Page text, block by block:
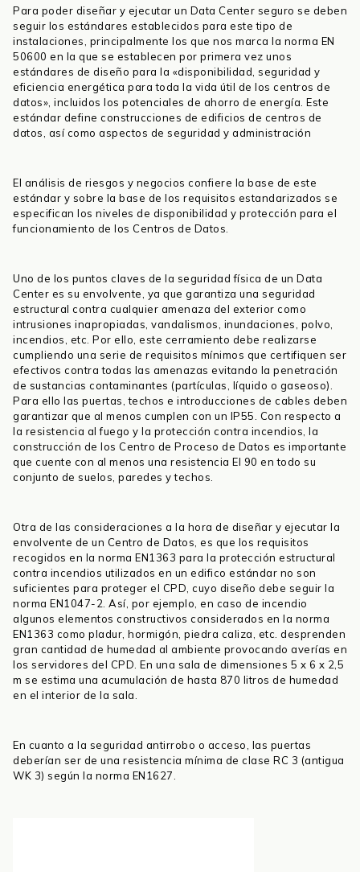
Para poder diseñar y ejecutar un Data Center seguro se deben
seguir los estándares establecidos para este tipo de
instalaciones, principalmente los que nos marca la norma EN
50600 en la que se establecen por primera vez unos
estándares de diseño para la «disponibilidad, seguridad y
eficiencia energética para toda la vida útil de los centros de
datos», incluidos los potenciales de ahorro de energía. Este
estándar define construcciones de edificios de centros de
datos, así como aspectos de seguridad y administración
El análisis de riesgos y negocios confiere la base de este
estándar y sobre la base de los requisitos estandarizados se
especifican los niveles de disponibilidad y protección para el
funcionamiento de los Centros de Datos.
Uno de los puntos claves de la seguridad física de un Data
Center es su envolvente, ya que garantiza una seguridad
estructural contra cualquier amenaza del exterior como
intrusiones inapropiadas, vandalismos, inundaciones, polvo,
incendios, etc. Por ello, este cerramiento debe realizarse
cumpliendo una serie de requisitos mínimos que certifiquen ser
efectivos contra todas las amenazas evitando la penetración
de sustancias contaminantes (partículas, líquido o gaseoso).
Para ello las puertas, techos e introducciones de cables deben
garantizar que al menos cumplen con un IP55. Con respecto a
la resistencia al fuego y la protección contra incendios, la
construcción de los Centro de Proceso de Datos es importante
que cuente con al menos una resistencia EI 90 en todo su
conjunto de suelos, paredes y techos.
Otra de las consideraciones a la hora de diseñar y ejecutar la
envolvente de un Centro de Datos, es que los requisitos
recogidos en la norma EN1363 para la protección estructural
contra incendios utilizados en un edifico estándar no son
suficientes para proteger el CPD, cuyo diseño debe seguir la
norma EN1047-2. Así, por ejemplo, en caso de incendio
algunos elementos constructivos considerados en la norma
EN1363 como pladur, hormigón, piedra caliza, etc. desprenden
gran cantidad de humedad al ambiente provocando averías en
los servidores del CPD. En una sala de dimensiones 5 x 6 x 2,5
m se estima una acumulación de hasta 870 litros de humedad
en el interior de la sala.
En cuanto a la seguridad antirrobo o acceso, las puertas
deberían ser de una resistencia mínima de clase RC 3 (antigua
WK 3) según la norma EN1627.